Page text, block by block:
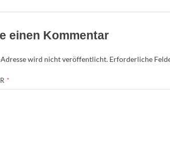
einen Kommentar
wird nicht veröffentlicht. Erforderliche
*